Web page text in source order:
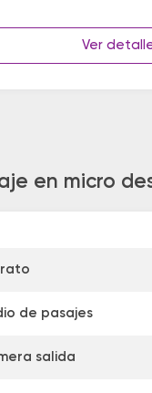
Ver
en micro
de pasajes
salida